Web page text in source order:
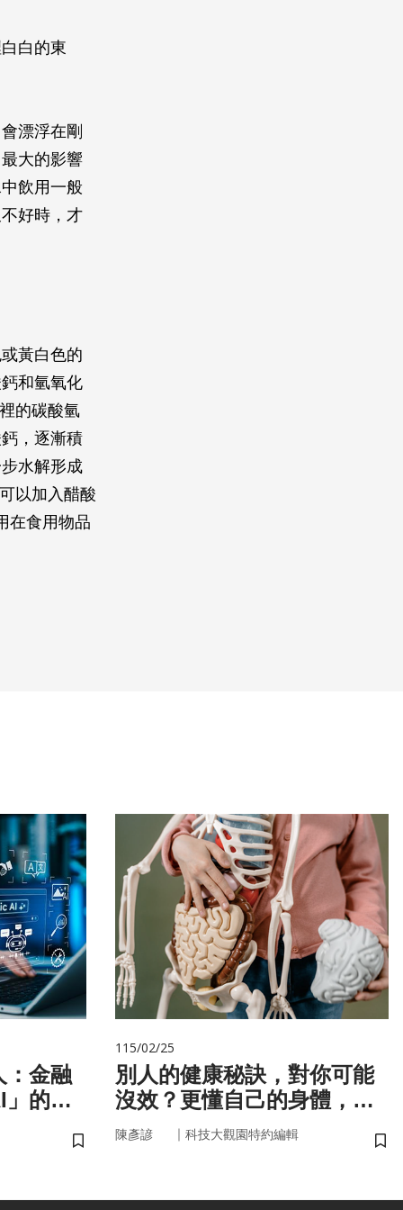
白白的東
漂浮在剛
大的影響
飲用一般
好時，才
黃白色的
和氫氧化
的碳酸氫
，逐漸積
水解形成
以加入醋酸
在食用物品
：金融
的新
儲存書籤
115/02/25
別人的健康秘訣，對你可能
沒效？更懂自己的身體，才
更能「精準健康」！
陳彥諺 ｜ 科技大觀園特約編輯
儲